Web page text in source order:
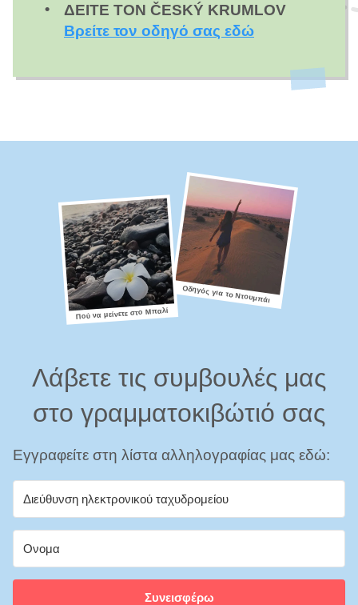
ΔΕΊΤΕ ΤΟΝ ČESKÝ KRUMLOV
Βρείτε τον οδηγό σας εδώ
Πού να μείνετε στο Μπαλί
Οδηγός για το Ντουμπάι
Λάβετε τις συμβουλές μας
στο γραμματοκιβώτιό σας
Εγγραφείτε στη λίστα αλληλογραφίας μας εδώ:
Συνεισφέρω